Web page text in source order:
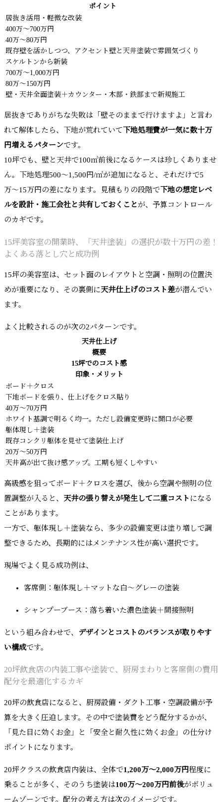
ポイント
居抜き活用・軽微な改装
400万〜700万円
40万〜80万円
既存壁を活かしつつ、アクセント壁と天井塗装で雰囲気づくり
スケルトンから新装
700万〜1,000万円
80万〜150万円
壁・天井全面塗装＋カウンター・木部・鉄部まで新規施工
居抜きでありがちな失敗は「壁そのままで行けますよ」と言わ
れて解体したら、下地が荒れていて 下地処理費が一気に数十万
円増えるパターンです。
10坪でも、壁と天井で100㎡前後になるケースは珍しくありませ
ん。下地処理500〜1,500円/㎡が追加になると、それだけで5
万〜15万円の差になります。見積もりの段階で 下地の想定レベ
ルを設計・施工会社と共有しておくことが、予算コントロール
のカギです。
15坪美容室の開業時、「天井塗装」の選択が数十万円の差！
よくある落とし穴と成功例
15坪の美容室は、セット面のレイアウトと空調・照明の位置決
めが重要になり、その裏側に天井仕上げのコスト差が潜んでい
ます。
よく比較されるのが次の2パターンです。
天井仕上げ
概要
15坪でのコスト感
印象・メリット
ボード＋クロス
下地ボードを張り、仕上げをクロス貼り
40万〜70万円
ホワイト基調で明るく均一。ただし設備変更時に開口が必要
躯体現し＋塗装
既存コンクリ躯体を見せて塗装仕上げ
20万〜50万円
天井高が出て抜け感アップ。工期も短くしやすい
高級感を狙ってボード＋クロスを選び、後から空調や照明の位
置調整が入ると、 天井の張り替えが発生して二重コスト になる
ことがあります。
一方で、躯体現し＋塗装なら、多少の設備変更は塗り増しで調
整できるため、長期的にはメンテナンス性が高い選択です。
現場でよく見る成功例は、
客席側：躯体現し＋マットな白〜グレーの塗装
シャンプーブース：落ち着いた濃色塗装＋間接照明
という組み合わせで、
デザインとコストのバランスが取りやす
い構成です。
20坪飲食店の内装工事や塗装で、厨房まわりと客席側の費用
配分を最適化するカギ
20坪の飲食店になると、厨房設備・ダクト工事・空調設備が予
算を大きく圧迫します。その中で塗装費をどう配分するかが、
「見た目に効くお金」と「安全と耐久性に効くお金」の仕分け
ポイントになります。
20坪クラスの飲食店内装は、全体で1,200万〜2,000万円程度に
乗ることが多く、そのうち塗装は100万〜200万円前後がボリュ
ームゾーンです。配分の考え方は次のイメージです。